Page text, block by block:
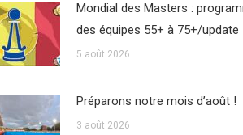
Mondial des Masters :
des équipes 55+ à 75+/update
5 août 2026
Préparons notre mois d’août !
3 août 2026